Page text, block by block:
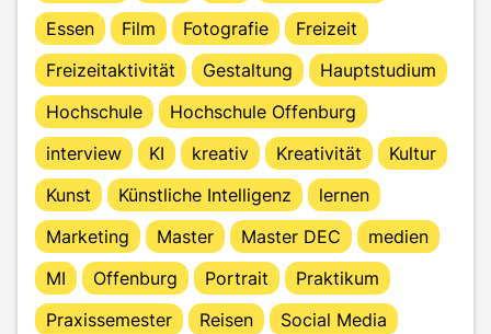
Essen
Film Fotografie
Freizeit
Freizeitaktivität
Gestaltung
Hauptstudium
Hochschule
Hochschule Offenburg
interview
KI kreativ Kreativität
Kultur
Kunst
Künstliche Intelligenz
lernen
Marketing
Master Master DEC
medien
MI
Offenburg Portrait
Praktikum
Praxissemester
Reisen
Social Media